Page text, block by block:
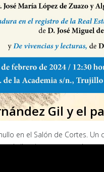
en el Salón de Cortes.
el silencio sacramental.
de prensa y poder
Gil y el